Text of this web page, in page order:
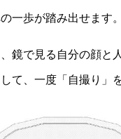
一歩が踏み出せます。
鏡で見る自分の顔と
て、一度「自撮り」